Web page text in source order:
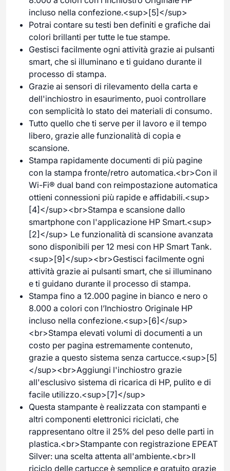
incluso nella confezione.<sup>[5]</sup>
Potrai contare su testi ben definiti e grafiche dai
colori brillanti per tutte le tue stampe.
Gestisci facilmente ogni attività grazie ai pulsanti
smart, che si illuminano e ti guidano durante il
processo di stampa.
Grazie ai sensori di rilevamento della carta e
dell'inchiostro in esaurimento, puoi controllare
con semplicità lo stato dei materiali di consumo.
Tutto quello che ti serve per il lavoro e il tempo
libero, grazie alle funzionalità di copia e
scansione.
Stampa rapidamente documenti di più pagine
con la stampa fronte/retro automatica.<br>Con il
Wi-Fi® dual band con reimpostazione automatica
ottieni connessioni più rapide e affidabili.<sup>
[4]</sup><br>Stampa e scansione dallo
smartphone con l'applicazione HP Smart.<sup>
[2]</sup> Le funzionalità di scansione avanzata
sono disponibili per 12 mesi con HP Smart Tank.
<sup>[9]</sup><br>Gestisci facilmente ogni
attività grazie ai pulsanti smart, che si illuminano
e ti guidano durante il processo di stampa.
Stampa fino a 12.000 pagine in bianco e nero o
8.000 a colori con l’Inchiostro Originale HP
incluso nella confezione.<sup>[6]</sup>
<br>Stampa elevati volumi di documenti a un
costo per pagina estremamente contenuto,
grazie a questo sistema senza cartucce.<sup>[5]
</sup><br>Aggiungi l'inchiostro grazie
all'esclusivo sistema di ricarica di HP, pulito e di
facile utilizzo.<sup>[7]</sup>
Questa stampante è realizzata con stampanti e
altri componenti elettronici riciclati, che
rappresentano oltre il 25% del peso delle parti in
plastica.<br>Stampante con registrazione EPEAT
Silver: una scelta attenta all'ambiente.<br>Il
riciclo delle cartucce è semplice e gratuito grazie